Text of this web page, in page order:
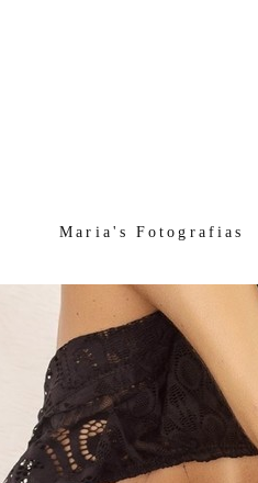
Maria's Fotografias